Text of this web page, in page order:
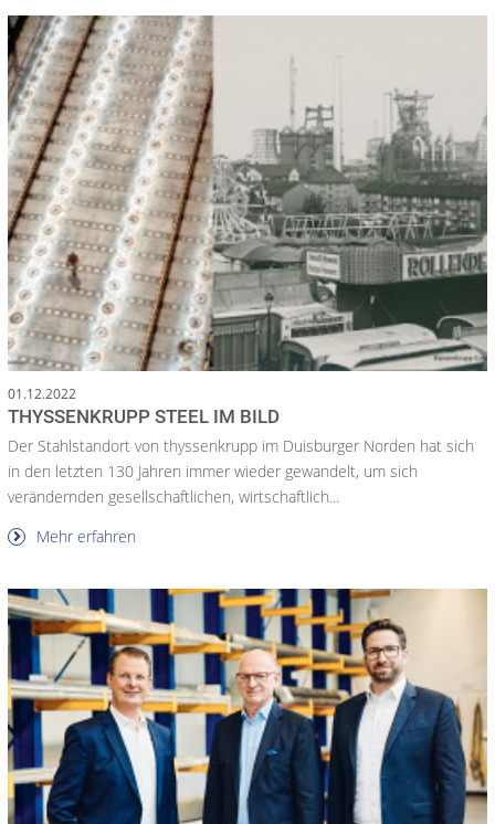
01.12.2022
THYSSENKRUPP STEEL IM BILD
Der Stahlstandort von thyssenkrupp im Duisburger Norden hat sich
in den letzten 130 Jahren immer wieder gewandelt, um sich
verändernden gesellschaftlichen, wirtschaftlich...
Mehr erfahren